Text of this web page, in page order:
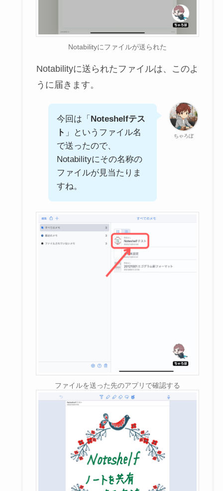
Notabilityにファイルが送られた
Notabilityに送られたファイルは、このよ
うに届きます。
ちゃろぼ
今回は「 Noteshelfテス
ト 」というファイル名
で送ったので、
Notabilityにその名称の
ファイルが見当たりま
すね。
ファイルを送った先のアプリで確認する